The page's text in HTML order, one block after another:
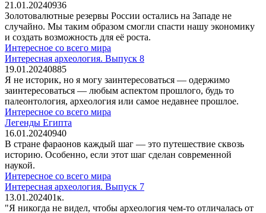
21.01.20240936
Золотовалютные резервы России остались на Западе не
случайно. Мы таким образом смогли спасти нашу экономику
и создать возможность для её роста.
Интересное со всего мира
Интересная археология. Выпуск 8
19.01.20240885
Я не историк, но я могу заинтересоваться — одержимо
заинтересоваться — любым аспектом прошлого, будь то
палеонтология, археология или самое недавнее прошлое.
Интересное со всего мира
Легенды Египта
16.01.20240940
В стране фараонов каждый шаг — это путешествие сквозь
историю. Особенно, если этот шаг сделан современной
наукой.
Интересное со всего мира
Интересная археология. Выпуск 7
13.01.202401к.
"Я никогда не видел, чтобы археология чем-то отличалась от